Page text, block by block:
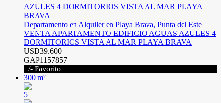
Departamento en Alquiler en Playa Brava, Punta del Este
VENTA APARTAMENTO EDIFICIO AGUAS AZULES 4
DORMITORIOS VISTA AL MAR PLAYA BRAVA
USD39.600
GAP1157857
+/- Favorito
300 m²
5